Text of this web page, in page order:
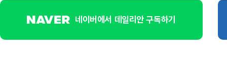
네이버에서 데일리안 구독하기